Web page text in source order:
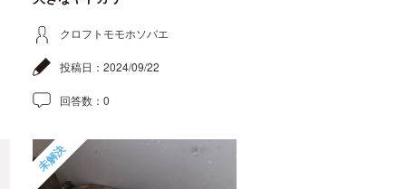
クロフトモモホソバエ
投稿日： 2024/09/22
回答数： 0
未解決